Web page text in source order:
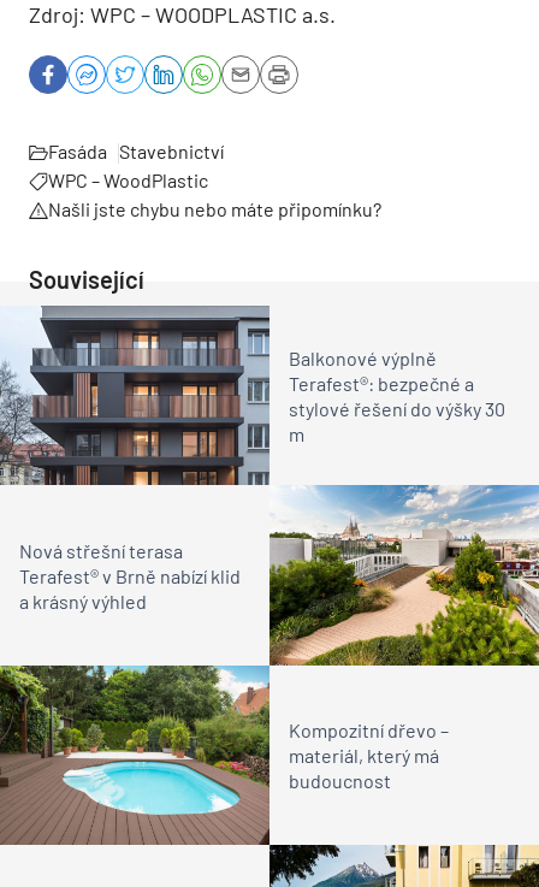
Zdroj: WPC – WOODPLASTIC a.s.
Fasáda Stavebnictví
WPC – WoodPlastic
Našli jste chybu nebo máte připomínku?
Související
Balkonové výplně
Terafest®: bezpečné a
stylové řešení do výšky 30
m
Nová střešní terasa
Terafest® v Brně nabízí klid
a krásný výhled
Kompozitní dřevo –
materiál, který má
budoucnost